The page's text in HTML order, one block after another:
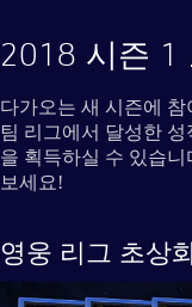
2018 시즌 1
다가오는 새 시즌에
팀 리그에서 달성한
을 획득하실 수 있습
보세요!
영웅 리그 초상